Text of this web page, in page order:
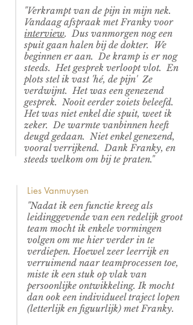
"Verkrampt van de pijn in mijn nek.
Vandaag afspraak met Franky voor
interview. Dus vanmorgen nog een
spuit gaan halen bij de dokter. We
beginnen er aan. De kramp is er nog
steeds. Het gesprek verloopt vlot. En
plots stel ik vast 'hé, de pijn' Ze
verdwijnt. Het was een genezend
gesprek. Nooit eerder zoiets beleefd.
Het was niet enkel die spuit, weet ik
zeker. De warmte vanbinnen heeft
deugd gedaan. Niet enkel genezend,
vooral verrijkend. Dank Franky, en
steeds welkom om bij te praten."
Lies Vanmuysen
"Nadat ik een functie kreeg als
leidinggevende van een redelijk groot
team mocht ik enkele vormingen
volgen om me hier verder in te
verdiepen. Hoewel zeer leerrijk en
verruimend naar teamprocessen toe,
miste ik een stuk op vlak van
persoonlijke ontwikkeling. Ik mocht
dan ook een individueel traject lopen
(letterlijk en figuurlijk) met Franky.